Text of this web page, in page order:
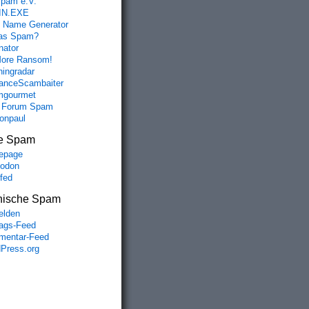
Name Generator
Spam?
Ransom!
Spam
Spam
Spam
Feed
Feed